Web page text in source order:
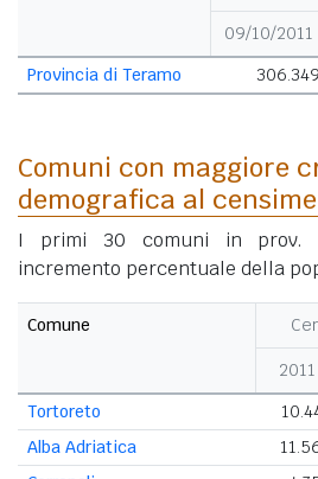
09/10/2011
Provincia di Teramo
306.349
Comuni con maggiore
demografica al
I primi 30 comuni in prov.
incremento percentuale della
Comune
2011
Tortoreto
Alba Adriatica